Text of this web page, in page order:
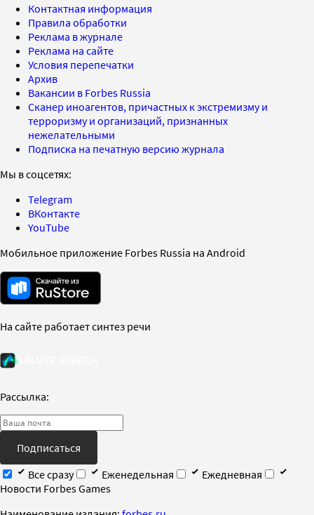
Контактная информация
Правила обработки
Реклама в журнале
Реклама на сайте
Условия перепечатки
Архив
Вакансии в Forbes Russia
Сканер иноагентов, причастных к экстремизму и
терроризму и организаций, признанных
нежелательными
Подписка на печатную версию журнала
Мы в соцсетях:
Telegram
ВКонтакте
YouTube
Мобильное приложение Forbes Russia на Android
На сайте работает синтез речи
Рассылка:
Подписаться
Все сразу
Еженедельная
Ежедневная
Новости Forbes Games